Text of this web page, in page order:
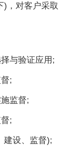
，对客户采取
与验证应用;
;
监督;
;
设、监督);